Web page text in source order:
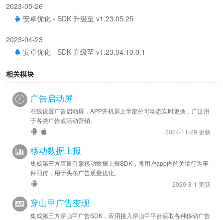
2023-05-26
安卓优化 - SDK 升级至 v1.23.05.25
2023-04-23
安卓优化 - SDK 升级至 v1.23.04.10.0.1
2023-03-06
安卓新增 - 短视频接口 shortVideo
安卓优化 - SDK 升级至 v1.23.03.02.0.1
2023-02-20
安卓优化 - SDK 升级至 v1.23.02.15.0.1
2022-12-12
安卓优化 - SDK 升级至 v1.22.12.10.0.1
2022-11-07
安卓优化 - SDK 升级至 v1.22.11.07.0.1
相关模块
广告启动屏
在线设置广告启动屏，APP开机屏上半部分可动态实时更换，广泛用
于各类广告或活动营销。
2024-11-29 更新
移动数据上报
集成第三方巨量引擎移动数据上报SDK，将用户app内的关键行为事
件回传，用于头条广告质量优化。
2020-8-1 更新
穿山甲广告变现
集成第三方穿山甲广告SDK，应用接入穿山甲平台获取各种移动广告